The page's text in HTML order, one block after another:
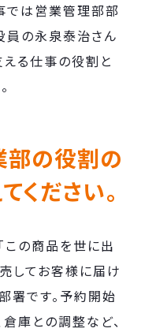
では営業管理部部
員の永泉泰治さん
る仕事の役割と
部の役割の
ください。
この商品を世に出
してお客様に届け
署です。予約開始
庫との調整など、